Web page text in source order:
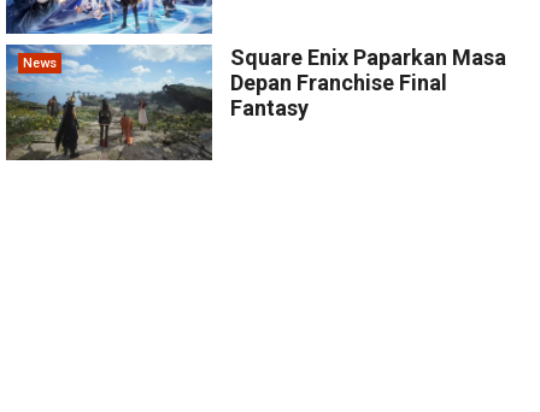
News
Square Enix Paparkan Masa
Depan Franchise Final
Fantasy